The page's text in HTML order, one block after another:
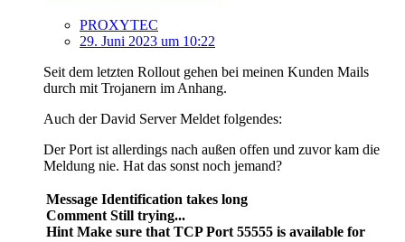
PROXYTEC
29. Juni 2023 um 10:22
Seit dem letzten Rollout gehen bei meinen Kunden Mails
durch mit Trojanern im Anhang.
Auch der David Server Meldet folgendes:
Der Port ist allerdings nach außen offen und zuvor kam die
Meldung nie. Hat das sonst noch jemand?
Message Identification takes long
Comment Still trying...
Hint Make sure that TCP Port 55555 is available for